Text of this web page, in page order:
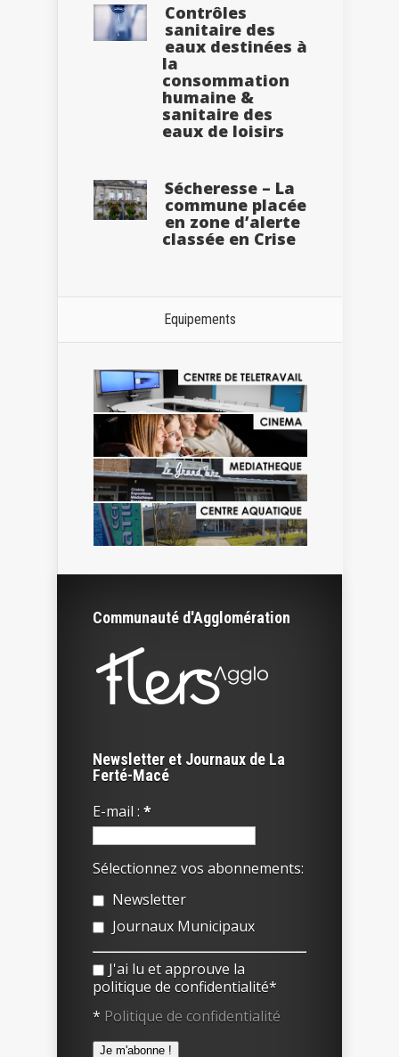
Contrôles
sanitaire des
eaux destinées à
la
consommation
humaine &
sanitaire des
eaux de loisirs
Sécheresse – La
commune placée
en zone d’alerte
classée en Crise
Equipements
Communauté d'Agglomération
Newsletter et Journaux de La
Ferté-Macé
E-mail : *
Sélectionnez vos abonnements:
Newsletter
Journaux Municipaux
J'ai lu et approuve la
politique de confidentialité*
* Politique de confidentialité